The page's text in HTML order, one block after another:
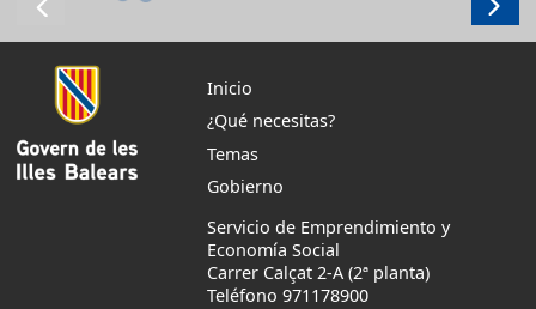
Inicio
¿Qué necesitas?
Temas
Gobierno
Servicio de Emprendimiento y
Economía Social
Carrer Calçat 2-A (2ª planta)
Teléfono 971178900